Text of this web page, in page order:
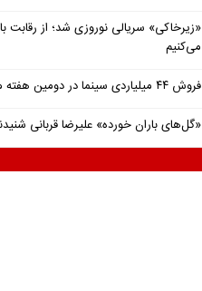
«زیرخاکی» سریالی نوروزی شد؛ از رقابت
می‌کنیم
فروش ۴۴ میلیاردی سینما در دومین هفته‌ مرداد
«گل‌های باران خورده» علیرضا قربانی